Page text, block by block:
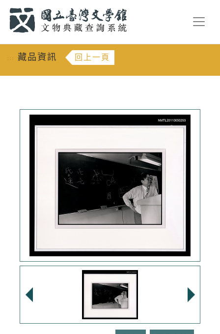
::: 藏品資訊 回上一頁